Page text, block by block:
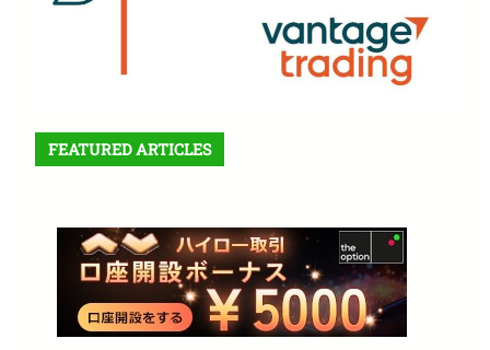
FEATURED ARTICLES